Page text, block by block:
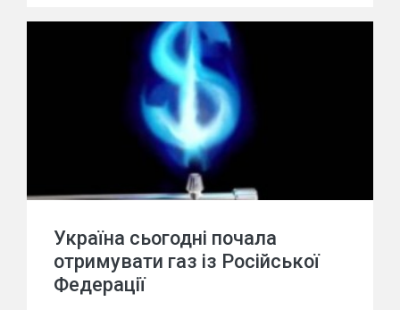
Україна сьогодні почала
отримувати газ із Російської
Федерації